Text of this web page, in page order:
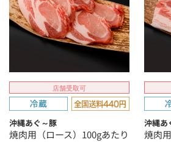
店舗受取可
沖縄あぐ～豚
焼肉用（ロース）100gあたり
沖縄あ
焼肉